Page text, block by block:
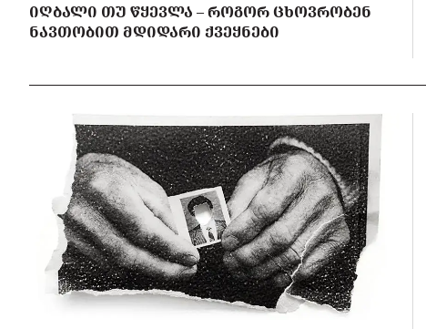
ᲘᲦᲑᲐᲚᲘ ᲗᲣ ᲬᲧᲔᲕᲚᲐ – ᲠᲝᲒᲝᲠ ᲪᲮᲝᲕᲠᲝᲑᲔᲜ
ᲜᲐᲕᲗᲝᲑᲘᲗ ᲛᲓᲘᲓᲐᲠᲘ ᲥᲕᲔᲧᲜᲔᲑᲘ